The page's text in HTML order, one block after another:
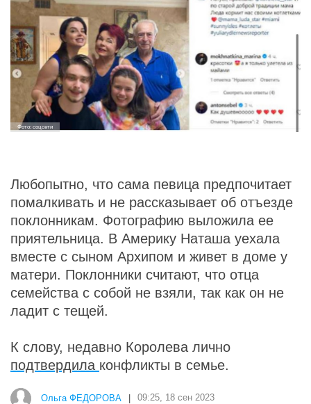
Фото: соцсети
Любопытно, что сама певица предпочитает
помалкивать и не рассказывает об отъезде
поклонникам. Фотографию выложила ее
приятельница. В Америку Наташа уехала
вместе с сыном Архипом и живет в доме у
матери. Поклонники считают, что отца
семейства с собой не взяли, так как он не
ладит с тещей.
К слову, недавно Королева лично
подтвердила конфликты в семье.
Ольга ФЕДОРОВА | 09:25, 18 сен 2023